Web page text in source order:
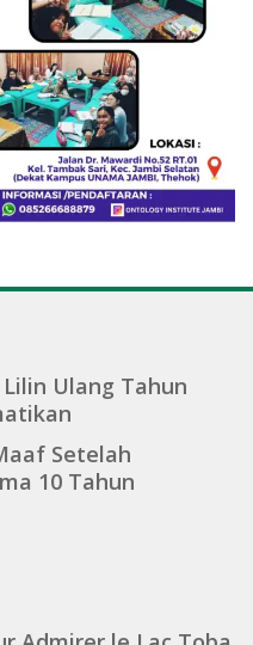
Ulang Tahun
Setelah
10 Tahun